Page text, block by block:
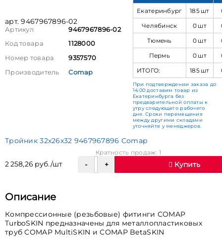
арт. 9467967896-02
Артикул
9467967896-02
Код товара
1128000
Номер товара
9357570
Производитель
Comap
Екатеринбург
185 шт
Челябинск
0 шт
Тюмень
0 шт
Пермь
0 шт
ИТОГО:
185 шт
При подтверждении заказа до
14:00 доставим товар из
Екатеринбурга без
предварительной оплаты к
утру следующего рабочего
дня. Сроки перемещения
между другими складами
уточняйте у менеджеров.
Тройник 32х26х32 9467967896 Comap
2 258,26 руб./шт
Кратность продаж: 1
Купить
Описание
Компрессионные (резьбовые) фитинги COMAP
TurboSKIN предназначены для металлопластиковых
труб COMAP MultiSKIN и COMAP BetaSKIN